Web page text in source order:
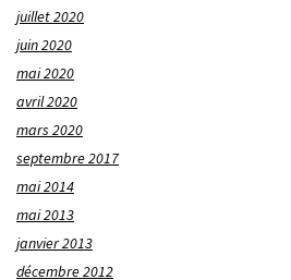
juillet 2020
juin 2020
mai 2020
avril 2020
mars 2020
septembre 2017
mai 2014
mai 2013
janvier 2013
décembre 2012